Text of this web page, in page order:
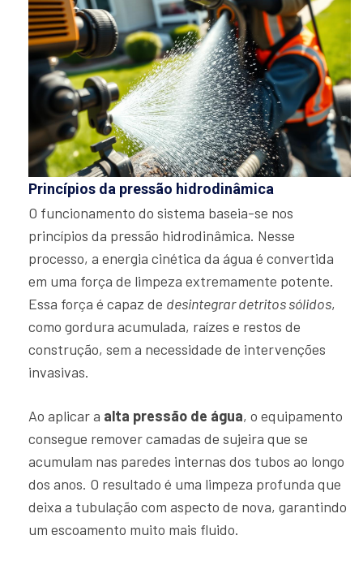
Princípios da pressão hidrodinâmica
O funcionamento do sistema baseia-se nos
princípios da pressão hidrodinâmica. Nesse
processo, a energia cinética da água é convertida
em uma força de limpeza extremamente potente.
Essa força é capaz de desintegrar detritos sólidos,
como gordura acumulada, raízes e restos de
construção, sem a necessidade de intervenções
invasivas.
Ao aplicar a alta pressão de água, o equipamento
consegue remover camadas de sujeira que se
acumulam nas paredes internas dos tubos ao longo
dos anos. O resultado é uma limpeza profunda que
deixa a tubulação com aspecto de nova, garantindo
um escoamento muito mais fluido.